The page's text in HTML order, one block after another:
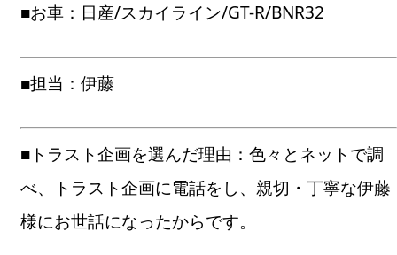
■お車：日産/スカイライン/GT-R/BNR32
■担当：伊藤
■トラスト企画を選んだ理由：色々とネットで調
べ、トラスト企画に電話をし、親切・丁寧な伊藤
様にお世話になったからです。